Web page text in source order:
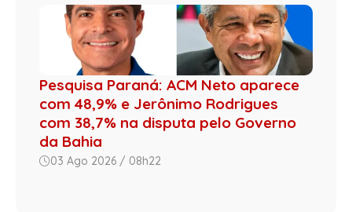
Pesquisa Paraná: ACM Neto aparece
com 48,9% e Jerônimo Rodrigues
com 38,7% na disputa pelo Governo
da Bahia
03 Ago 2026 / 08h22